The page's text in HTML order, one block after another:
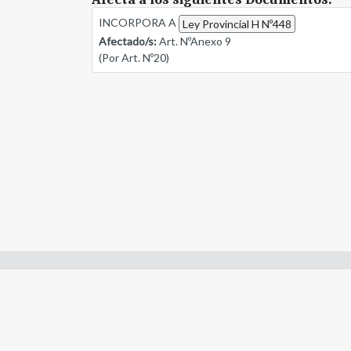
INCORPORA A Ley Provincial H Nº448
Afectado/s:Art. NºAnexo 9
(Por Art. Nº20)